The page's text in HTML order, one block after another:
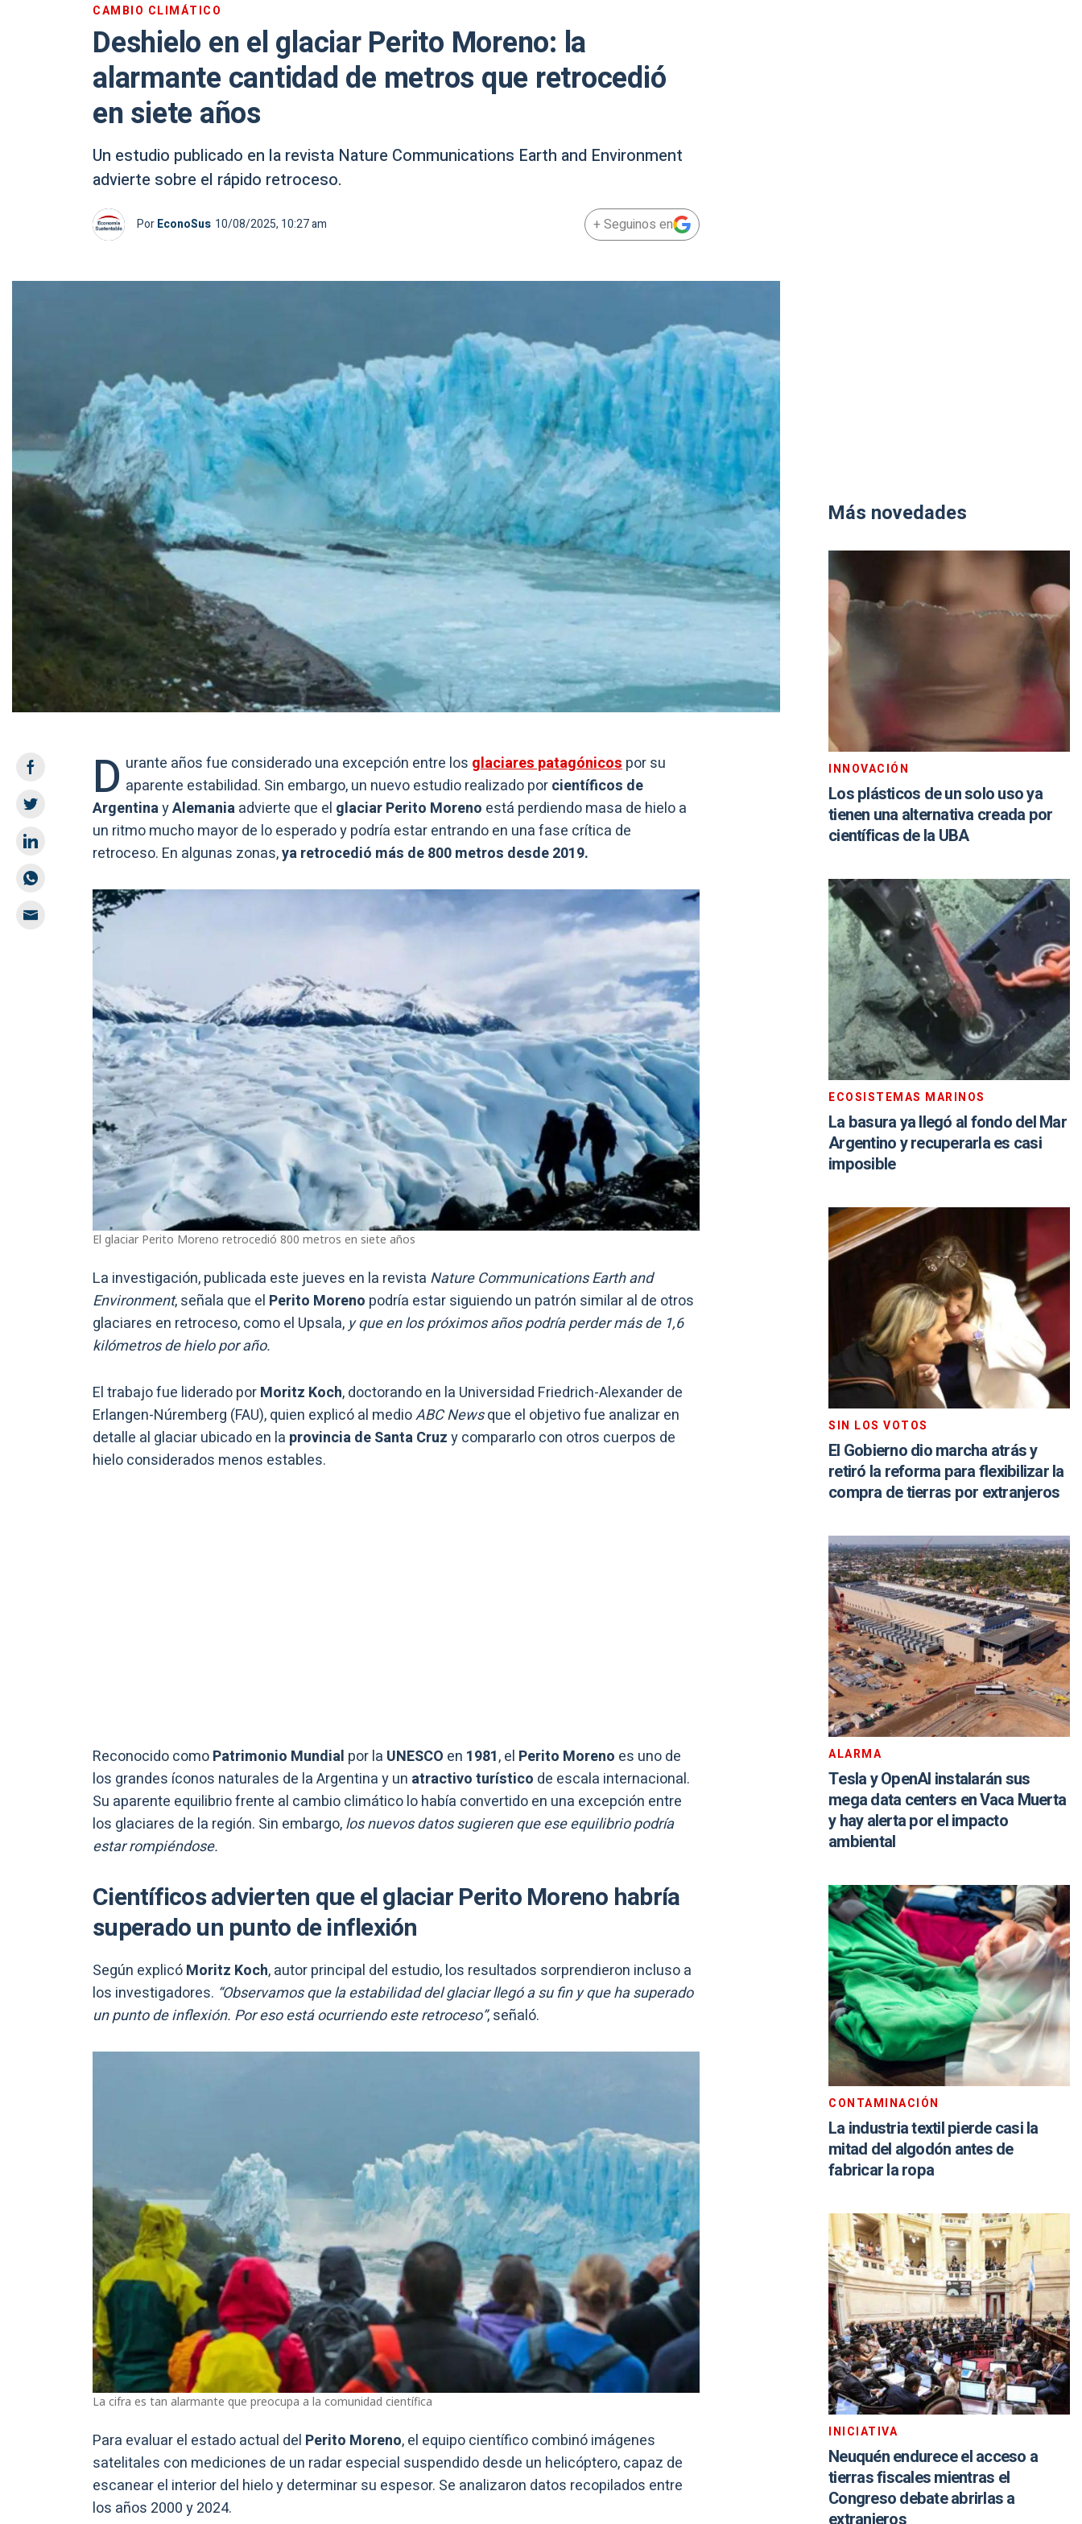
CAMBIO CLIMÁTICO
Deshielo en el glaciar Perito Moreno: la
alarmante cantidad de metros que retrocedió
en siete años
Un estudio publicado en la revista Nature Communications Earth and Environment
advierte sobre el rápido retroceso.
PorEconoSus 10/08/2025, 10:27 am + Seguinos en
D urante años fue considerado una excepción entre los glaciares patagónicospor su
aparente estabilidad. Sin embargo, un nuevo estudio realizado porcientíficos de
ArgentinayAlemaniaadvierte que el glaciar Perito Moreno está perdiendo masa de hielo a
un ritmo mucho mayor de lo esperado y podría estar entrando en una fase crítica de
retroceso. En algunas zonas,ya retrocedió más de 800 metros desde 2019.
El glaciar Perito Moreno retrocedió 800 metros en siete años
La investigación, publicada este jueves en la revista Nature Communications Earth and
Environment, señala que el Perito Moreno podría estar siguiendo un patrón similar al de otros
glaciares en retroceso, como el Upsala, y que en los próximos años podría perder más de 1,6
kilómetros de hielo por año.
El trabajo fue liderado porMoritz Koch, doctorando en la Universidad Friedrich-Alexander de
Erlangen-Núremberg (FAU), quien explicó al medioABC Newsque el objetivo fue analizar en
detalle al glaciar ubicado en la provincia de Santa Cruzy compararlo con otros cuerpos de
hielo considerados menos estables.
Reconocido comoPatrimonio Mundial por la UNESCO en 1981, el Perito Moreno es uno de
los grandes íconos naturales de la Argentina y un atractivo turístico de escala internacional.
Su aparente equilibrio frente al cambio climático lo había convertido en una excepción entre
los glaciares de la región. Sin embargo,los nuevos datos sugieren que ese equilibrio podría
estar rompiéndose.
Científicos advierten que el glaciar Perito Moreno habría
superado un punto de inflexión
Según explicóMoritz Koch, autor principal del estudio, los resultados sorprendieron incluso a
los investigadores. “Observamos que la estabilidad del glaciar llegó a su fin y que ha superado
un punto de inflexión. Por eso está ocurriendo este retroceso”, señaló.
La cifra es tan alarmante que preocupa a la comunidad científica
Para evaluar el estado actual del Perito Moreno, el equipo científico combinó imágenes
satelitales con mediciones de un radar especial suspendido desde un helicóptero, capaz de
escanear el interior del hielo y determinar su espesor. Se analizaron datos recopilados entre
los años 2000 y 2024.
Más novedades
INNOVACIÓN
Los plásticos de un solo uso ya
tienen una alternativa creada por
científicas de la UBA
ECOSISTEMAS MARINOS
La basura ya llegó al fondo del Mar
Argentino y recuperarla es casi
imposible
SIN LOS VOTOS
El Gobierno dio marcha atrás y
retiró la reforma para flexibilizar la
compra de tierras por extranjeros
ALARMA
Tesla y OpenAI instalarán sus
mega data centers en Vaca Muerta
y hay alerta por el impacto
ambiental
CONTAMINACIÓN
La industria textil pierde casi la
mitad del algodón antes de
fabricar la ropa
INICIATIVA
Neuquén endurece el acceso a
tierras fiscales mientras el
Congreso debate abrirlas a